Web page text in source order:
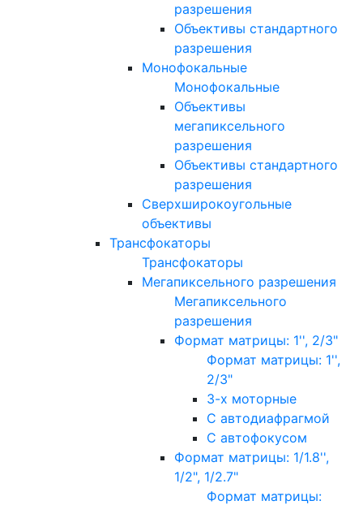
разрешения
Объективы стандартного
разрешения
Монофокальные
Монофокальные
Объективы
мегапиксельного
разрешения
Объективы стандартного
разрешения
Сверхширокоугольные
объективы
Трансфокаторы
Трансфокаторы
Мегапиксельного разрешения
Мегапиксельного
разрешения
Формат матрицы: 1'', 2/3"
Формат матрицы: 1'',
2/3"
3-х моторные
С автодиафрагмой
С автофокусом
Формат матрицы: 1/1.8'',
1/2", 1/2.7"
Формат матрицы: